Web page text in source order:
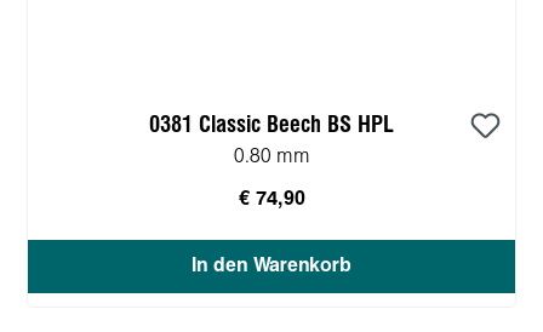
0381 Classic Beech BS HPL
0.80 mm
€ 74,90
In den Warenkorb